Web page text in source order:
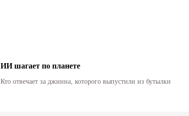
ИИ шагает по планете
Кто отвечает за джинна, которого выпустили из бутылки